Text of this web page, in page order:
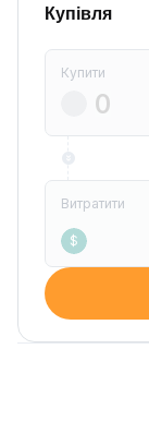
Купівля
Купити
Витратити
$